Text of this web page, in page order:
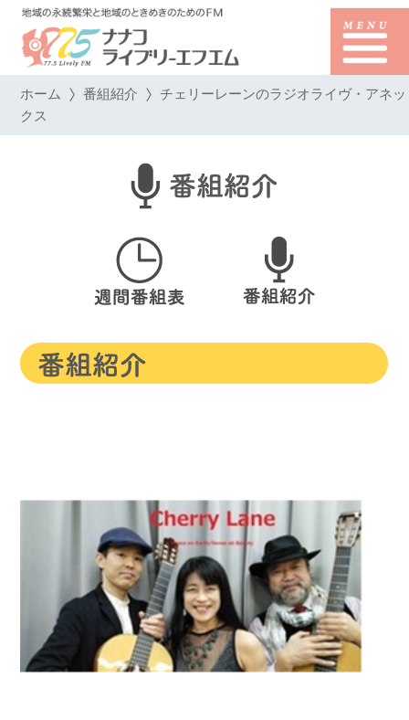
ホーム 番組紹介 チェリーレーンのラジオライヴ・アネッ
クス